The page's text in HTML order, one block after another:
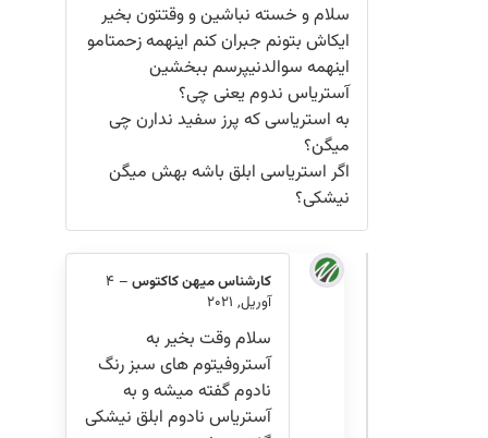
سلام و خسته نباشین و وقتتون بخیر
ایکاش بتونم جبران کنم اینهمه زحمتامو
اینهمه سوالدنیپرسم ببخشین
آستریاس ندوم یعنی چی؟
به استریاسی که پرز سفید ندارن چی
اگر استریاسی ابلق باشه بهش میگن
کارشناس میهن کاکتوس–
4
سلام وقت بخیر به
آستروفیتوم های سبز رنگ
نادوم گفته میشه و به
آستریاس نادوم ابلق نیشکی